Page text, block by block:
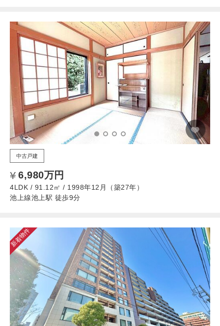
中古戸建
6,980万円
4LDK / 91.12㎡ / 1998年12月（築27年）
池上線池上駅 徒歩9分
新着物件